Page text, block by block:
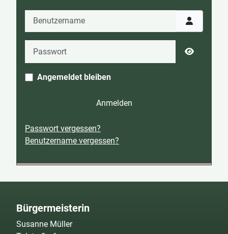
Benutzername
Angemeldet bleiben
Anmelden
Passwort vergessen?
Benutzername vergessen?
Bürgermeisterin
Susanne Müller